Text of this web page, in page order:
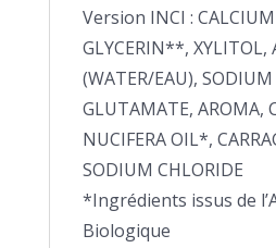
Version INCI :
GLYCERIN**, XYLITOL,
(WATER/EAU), SODIUM
GLUTAMATE, AROMA,
NUCIFERA OIL*,
SODIUM CHLORIDE
*Ingrédients issus de
Biologique